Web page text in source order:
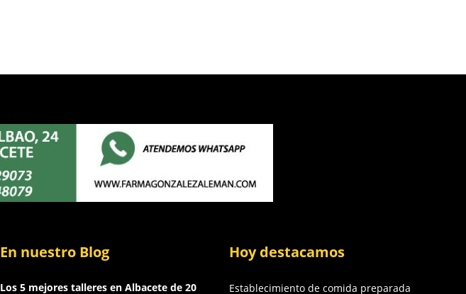
En nuestro Blog
Los 5 mejores talleres en Albacete de 20
Hoy destacamos
Establecimiento de comida preparada